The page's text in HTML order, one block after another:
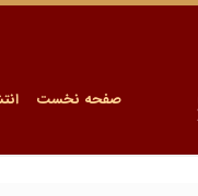
صفحه نخست